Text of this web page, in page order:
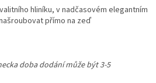
hliníku, v nadčasovém elegantním
přímo na zeď
doba dodání může být 3-5